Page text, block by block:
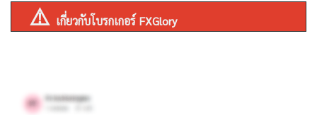
⚠️ เกี่ยวกับโบรกเกอร์ FXGlory